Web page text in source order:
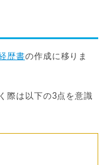
歴書の作成に移りま
際は以下の3点を意識